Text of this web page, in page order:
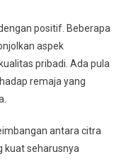
positif. Beberapa
aspek
pribadi. Ada pula
remaja yang
antara citra
kuat seharusnya